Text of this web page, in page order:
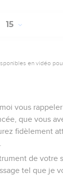
15
en vidéo
vous
que vous
fidèlement
de votre
tel que je